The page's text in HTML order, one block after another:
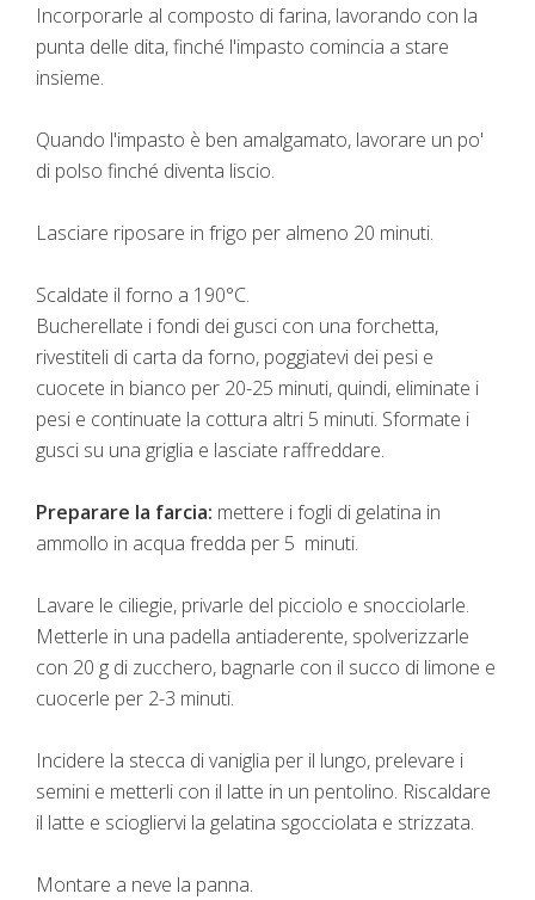
Incorporarle al composto di farina, lavorando con la
punta delle dita, finché l'impasto comincia a stare
insieme.
Quando l'impasto è ben amalgamato, lavorare un po'
di polso finché diventa liscio.
Lasciare riposare in frigo per almeno 20 minuti.
Scaldate il forno a 190°C.
Bucherellate i fondi dei gusci con una forchetta,
rivestiteli di carta da forno, poggiatevi dei pesi e
cuocete in bianco per 20-25 minuti, quindi, eliminate i
pesi e continuate la cottura altri 5 minuti. Sformate i
gusci su una griglia e lasciate raffreddare.
Preparare la farcia: mettere i fogli di gelatina in
ammollo in acqua fredda per 5 minuti.
Lavare le ciliegie, privarle del picciolo e snocciolarle.
Metterle in una padella antiaderente, spolverizzarle
con 20 g di zucchero, bagnarle con il succo di limone e
cuocerle per 2-3 minuti.
Incidere la stecca di vaniglia per il lungo, prelevare i
semini e metterli con il latte in un pentolino. Riscaldare
il latte e sciogliervi la gelatina sgocciolata e strizzata.
Montare a neve la panna.